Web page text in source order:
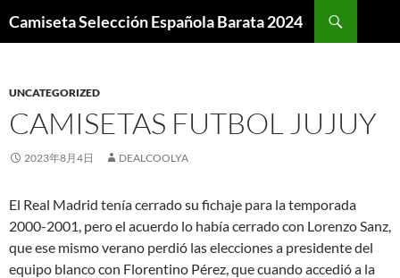
Camiseta Selección Española Barata 2024
UNCATEGORIZED
CAMISETAS FUTBOL JUJUY
2023年8月4日 DEALCOOLYA
El Real Madrid tenía cerrado su fichaje para la temporada
2000-2001, pero el acuerdo lo había cerrado con Lorenzo Sanz,
que ese mismo verano perdió las elecciones a presidente del
equipo blanco con Florentino Pérez, que cuando accedió a la